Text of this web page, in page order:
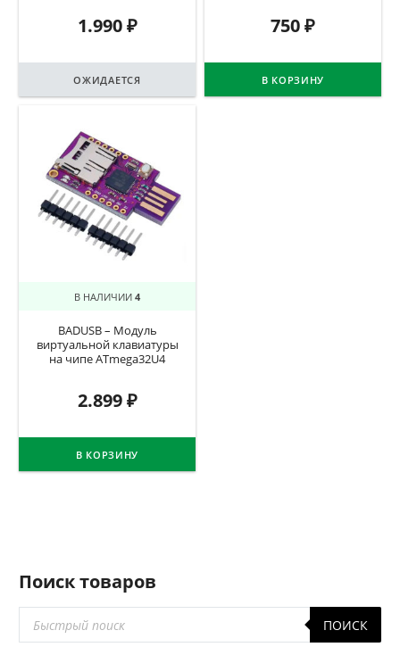
1.990₽
ОЖИДАЕТСЯ
750₽
В КОРЗИНУ
В НАЛИЧИИ 4
BADUSB – Модуль
виртуальной клавиатуры
на чипе ATmega32U4
2.899₽
В КОРЗИНУ
Поиск товаров
товаров
ПОИСК